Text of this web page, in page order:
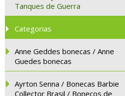
Tanques de Guerra
Categorias
Anne Geddes bonecas / Anne
Guedes bonecas
Ayrton Senna / Bonecas Barbie
Collector Brasil / Bonecos de